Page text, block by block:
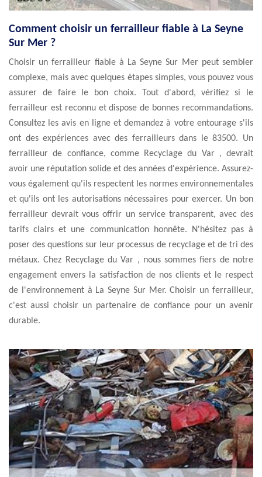
Comment choisir un ferrailleur fiable à La Seyne
Sur Mer ?
Choisir un ferrailleur fiable à La Seyne Sur Mer peut sembler
complexe, mais avec quelques étapes simples, vous pouvez vous
assurer de faire le bon choix. Tout d'abord, vérifiez si le
ferrailleur est reconnu et dispose de bonnes recommandations.
Consultez les avis en ligne et demandez à votre entourage s'ils
ont des expériences avec des ferrailleurs dans le 83500. Un
ferrailleur de confiance, comme Recyclage du Var , devrait
avoir une réputation solide et des années d'expérience. Assurez-
vous également qu'ils respectent les normes environnementales
et qu'ils ont les autorisations nécessaires pour exercer. Un bon
ferrailleur devrait vous offrir un service transparent, avec des
tarifs clairs et une communication honnête. N'hésitez pas à
poser des questions sur leur processus de recyclage et de tri des
métaux. Chez Recyclage du Var , nous sommes fiers de notre
engagement envers la satisfaction de nos clients et le respect
de l'environnement à La Seyne Sur Mer. Choisir un ferrailleur,
c'est aussi choisir un partenaire de confiance pour un avenir
durable.